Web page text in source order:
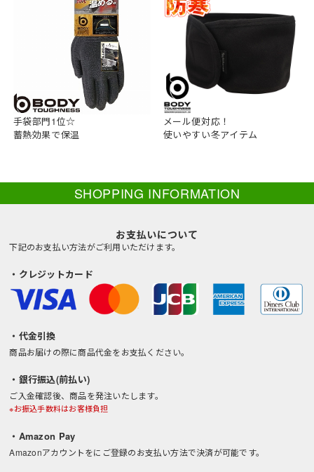
手袋部門1位☆
蓄熱効果で保温
メール便対応！
使いやすい冬アイテム
SHOPPING INFORMATION
お支払いについて
下記のお支払い方法がご利用いただけます。
・クレジットカード
・代金引換
商品お届けの際に商品代金をお支払ください。
・銀行振込(前払い)
ご入金確認後、商品を発注いたします。
※お振込手数料はお客様負担
・Amazon Pay
Amazonアカウントをにご登録のお支払い方法で決済が可能です。